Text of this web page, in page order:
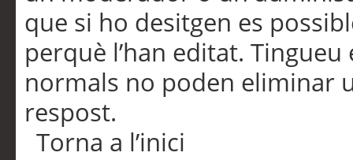
que si ho desitgen es
perquè l’han editat.
normals no poden eliminar
respost.
Torna a l’inici